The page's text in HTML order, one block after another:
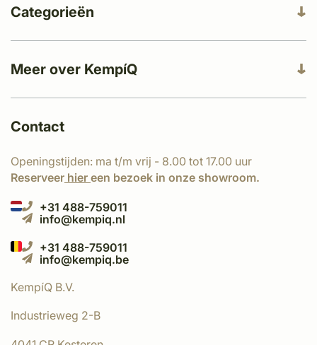
Meer over KempíQ
Categorieën
Contact
Openingstijden: ma t/m vrij - 8.00 tot 17.00 uur
Reserveer hier een bezoek in onze showroom.
+31 488-759011
info@kempiq.nl
+31 488-759011
info@kempiq.be
KempíQ B.V.
Industrieweg 2-B